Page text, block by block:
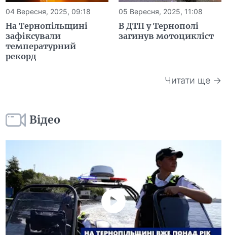
04 Вересня, 2025, 09:18
На Тернопільщині
зафіксували
температурний
рекорд
05 Вересня, 2025, 11:08
В ДТП у Тернополі
загинув мотоцикліст
Читати ще →
Відео